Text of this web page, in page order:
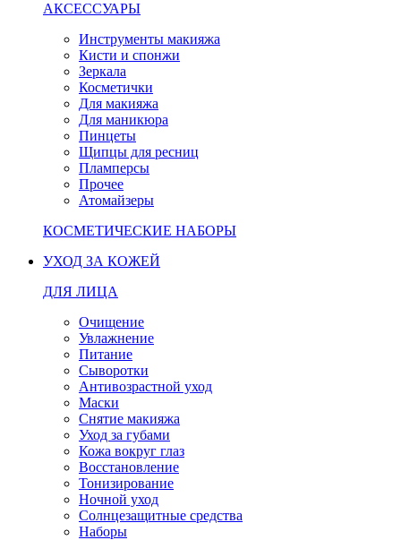
АКСЕССУАРЫ
Инструменты макияжа
Кисти и спонжи
Зеркала
Косметички
Для макияжа
Для маникюра
Пинцеты
Щипцы для ресниц
Пламперсы
Прочее
Атомайзеры
КОСМЕТИЧЕСКИЕ НАБОРЫ
УХОД ЗА КОЖЕЙ
ДЛЯ ЛИЦА
Очищение
Увлажнение
Питание
Сыворотки
Антивозрастной уход
Маски
Снятие макияжа
Уход за губами
Кожа вокруг глаз
Восстановление
Тонизирование
Ночной уход
Солнцезащитные средства
Наборы